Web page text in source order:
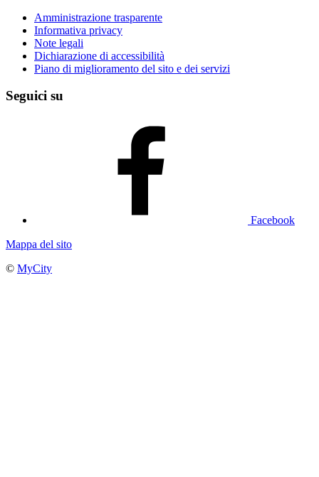
Amministrazione trasparente
Informativa privacy
Note legali
Dichiarazione di accessibilità
Piano di miglioramento del sito e dei servizi
Seguici su
Facebook
Mappa del sito
© MyCity